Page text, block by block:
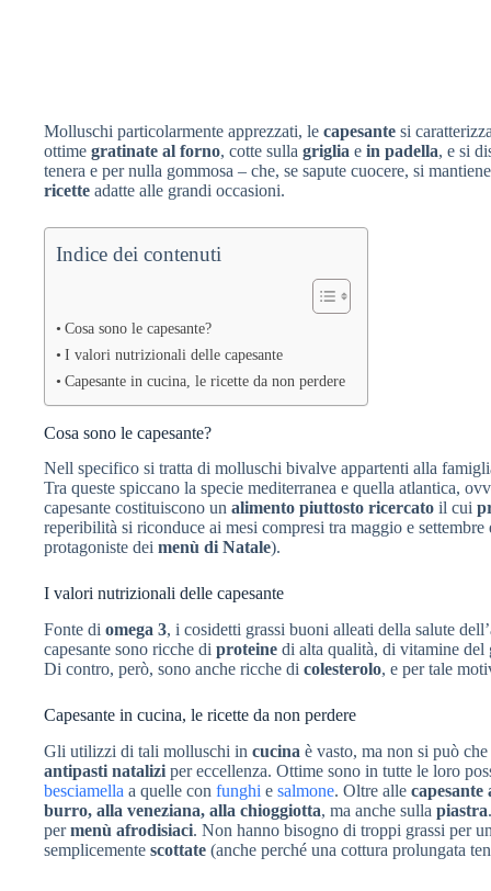
Molluschi particolarmente apprezzati, le capesante si
ottime gratinate al forno, cotte sulla griglia e in padella, e si
tenera e per nulla gommosa – che, se sapute cuocere, si
ricette adatte alle grandi occasioni.
Indice dei contenuti
Cosa sono le capesante?
I valori nutrizionali delle capesante
Capesante in cucina, le ricette da non perdere
Cosa sono le capesante?
Nell specifico si tratta di molluschi bivalve appartenti alla
Tra queste spiccano la specie mediterranea e quella atlantica,
capesante costituiscono un alimento piuttosto ricercato il cui
reperibilità si riconduce ai mesi compresi tra maggio e settembre
protagoniste dei menù di Natale).
I valori nutrizionali delle capesante
Fonte di omega 3, i cosidetti grassi buoni alleati della salute
capesante sono ricche di proteine di alta qualità, di vitamine
Di contro, però, sono anche ricche di colesterolo, e per tale
Capesante in cucina, le ricette da non perdere
Gli utilizzi di tali molluschi in cucina è vasto, ma non si può
antipasti natalizi per eccellenza. Ottime sono in tutte le loro
besciamella a quelle con funghi e salmone. Oltre alle capesante
burro, alla veneziana, alla chioggiotta, ma anche sulla piastra
permenù afrodisiaci. Non hanno bisogno di troppi grassi per
semplicemente scottate (anche perché una cottura prolungata